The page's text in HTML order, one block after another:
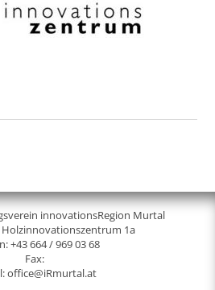
innovationsRegion Murtal
Holzinnovationszentrum 1a
+43 664 / 969 03 68
Fax:
office@iRmurtal.at